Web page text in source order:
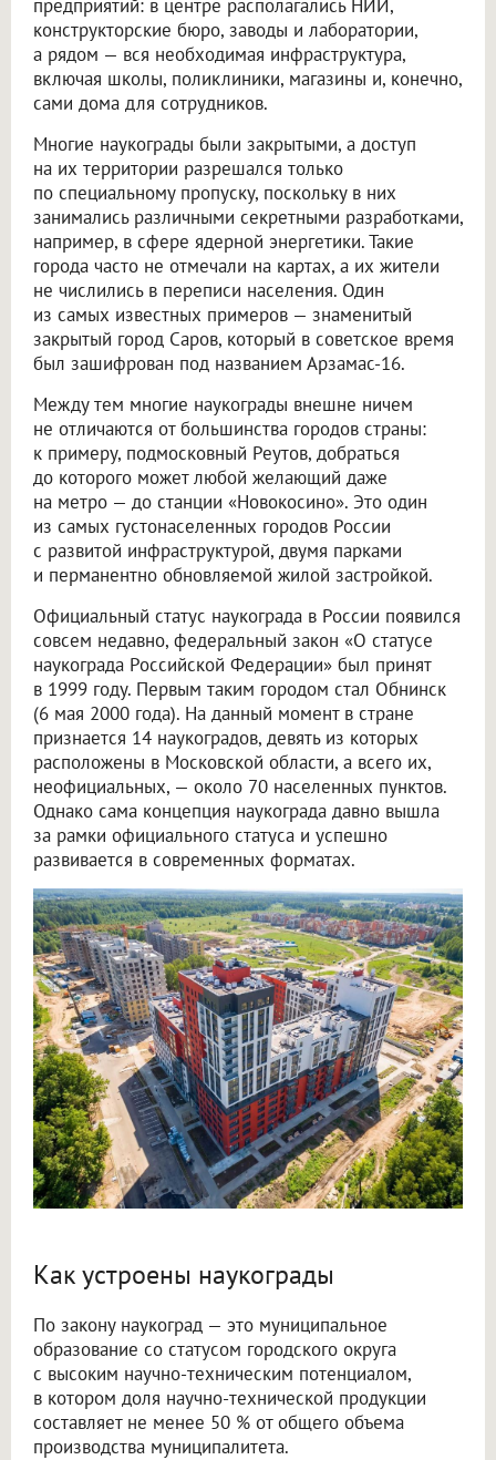
предприятий: в центре располагались НИИ,
конструкторские бюро, заводы и лаборатории,
а рядом — вся необходимая инфраструктура,
включая школы, поликлиники, магазины и, конечно,
сами дома для сотрудников.
Многие наукограды были закрытыми, а доступ
на их территории разрешался только
по специальному пропуску, поскольку в них
занимались различными секретными разработками,
например, в сфере ядерной энергетики. Такие
города часто не отмечали на картах, а их жители
не числились в переписи населения. Один
из самых известных примеров — знаменитый
закрытый город Саров, который в советское время
был зашифрован под названием Арзамас-16.
Между тем многие наукограды внешне ничем
не отличаются от большинства городов страны:
к примеру, подмосковный Реутов, добраться
до которого может любой желающий даже
на метро — до станции «Новокосино». Это один
из самых густонаселенных городов России
с развитой инфраструктурой, двумя парками
и перманентно обновляемой жилой застройкой.
Официальный статус наукограда в России появился
совсем недавно, федеральный закон «О статусе
наукограда Российской Федерации» был принят
в 1999 году. Первым таким городом стал Обнинск
(6 мая 2000 года). На данный момент в стране
признается 14 наукоградов, девять из которых
расположены в Московской области, а всего их,
неофициальных, — около 70 населенных пунктов.
Однако сама концепция наукограда давно вышла
за рамки официального статуса и успешно
развивается в современных форматах.
Как устроены наукограды
По закону наукоград — это муниципальное
образование со статусом городского округа
с высоким научно-техническим потенциалом,
в котором доля научно-технической продукции
составляет не менее 50 % от общего объема
производства муниципалитета.